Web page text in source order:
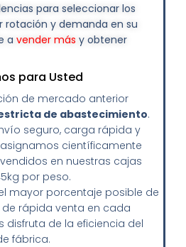
para seleccionar los
y demanda en su
a vender más y obtener
para Usted
de mercado anterior
de abastecimiento.
seguro, carga rápida y
científicamente
en nuestras cajas
por peso.
mayor porcentaje posible de
rápida venta en cada
disfruta de la eficiencia del
fábrica.